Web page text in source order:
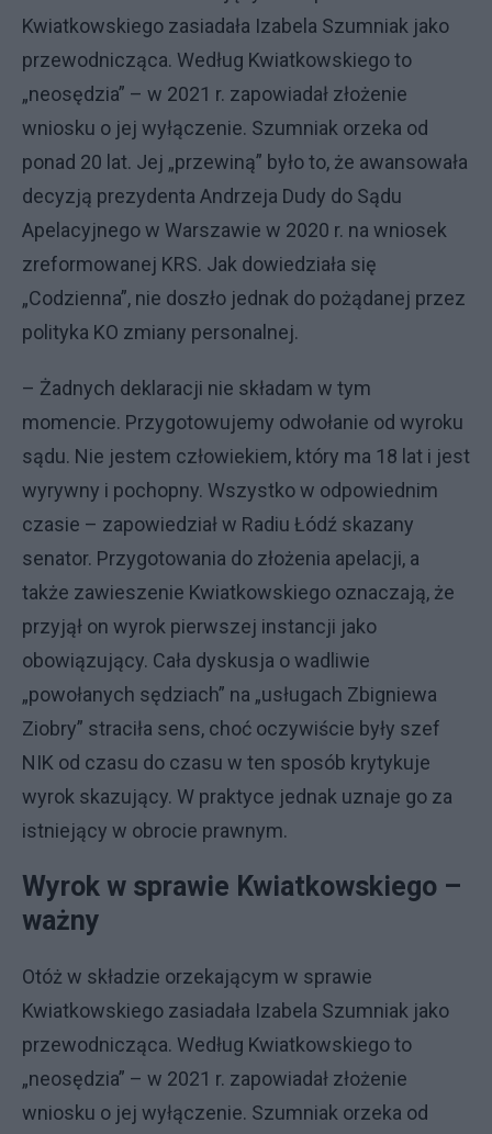
Kwiatkowskiego zasiadała Izabela Szumniak jako
przewodnicząca. Według Kwiatkowskiego to
„neosędzia” – w 2021 r. zapowiadał złożenie
wniosku o jej wyłączenie. Szumniak orzeka od
ponad 20 lat. Jej „przewiną” było to, że awansowała
decyzją prezydenta Andrzeja Dudy do Sądu
Apelacyjnego w Warszawie w 2020 r. na wniosek
zreformowanej KRS. Jak dowiedziała się
„Codzienna”, nie doszło jednak do pożądanej przez
polityka KO zmiany personalnej.
– Żadnych deklaracji nie składam w tym
momencie. Przygotowujemy odwołanie od wyroku
sądu. Nie jestem człowiekiem, który ma 18 lat i jest
wyrywny i pochopny. Wszystko w odpowiednim
czasie – zapowiedział w Radiu Łódź skazany
senator. Przygotowania do złożenia apelacji, a
także zawieszenie Kwiatkowskiego oznaczają, że
przyjął on wyrok pierwszej instancji jako
obowiązujący. Cała dyskusja o wadliwie
„powołanych sędziach” na „usługach Zbigniewa
Ziobry” straciła sens, choć oczywiście były szef
NIK od czasu do czasu w ten sposób krytykuje
wyrok skazujący. W praktyce jednak uznaje go za
istniejący w obrocie prawnym.
Wyrok w sprawie Kwiatkowskiego –
ważny
Otóż w składzie orzekającym w sprawie
Kwiatkowskiego zasiadała Izabela Szumniak jako
przewodnicząca. Według Kwiatkowskiego to
„neosędzia” – w 2021 r. zapowiadał złożenie
wniosku o jej wyłączenie. Szumniak orzeka od